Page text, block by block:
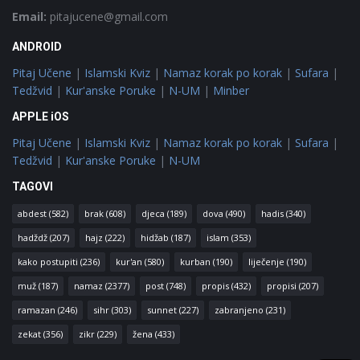
Email: pitajucene@gmail.com
ANDROID
Pitaj Učene | Islamski Kviz | Namaz korak po korak | Sufara |
Tedžvid | Kur'anske Poruke | N-UM | Minber
APPLE iOS
Pitaj Učene | Islamski Kviz | Namaz korak po korak | Sufara |
Tedžvid | Kur'anske Poruke | N-UM
TAGOVI
abdest (582) brak (608) djeca (189) dova (490) hadis (340)
hadždž (207) hajz (222) hidžab (187) islam (353)
kako postupiti (236) kur'an (580) kurban (190) liječenje (190)
muž (187) namaz (2377) post (748) propis (432) propisi (207)
ramazan (246) sihr (303) sunnet (227) zabranjeno (231)
zekat (356) zikr (229) žena (433)